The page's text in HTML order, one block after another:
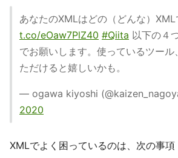
あなたのXMLはどの（どんな）XML
t.co/eOaw7PlZ40 #Qiita 以下の４
でお願いします。使っているツール
ただけると嬉しいかも。
— ogawa kiyoshi
2020
XMLでよく困っているのは、次の事項